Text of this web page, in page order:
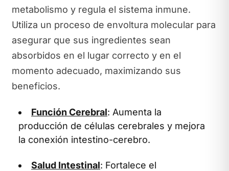
metabolismo y regula el sistema inmune.
Utiliza un proceso de envoltura molecular para
asegurar que sus ingredientes sean
absorbidos en el lugar correcto y en el
momento adecuado, maximizando sus
beneficios.
Función Cerebral: Aumenta la
producción de células cerebrales y mejora
la conexión intestino-cerebro.
Salud Intestinal: Fortalece el